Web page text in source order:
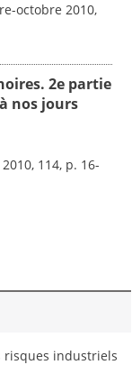
octobre 2010,
2e partie
nos jours
114, p. 16-
risques industriels